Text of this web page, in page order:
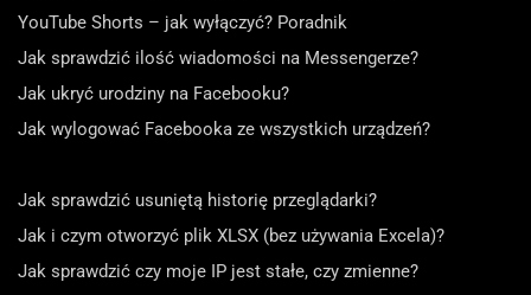
YouTube Shorts – jak wyłączyć? Poradnik
Jak sprawdzić ilość wiadomości na Messengerze?
Jak ukryć urodziny na Facebooku?
Jak wylogować Facebooka ze wszystkich urządzeń?
Jak sprawdzić usuniętą historię przeglądarki?
Jak i czym otworzyć plik XLSX (bez używania Excela)?
Jak sprawdzić czy moje IP jest stałe, czy zmienne?